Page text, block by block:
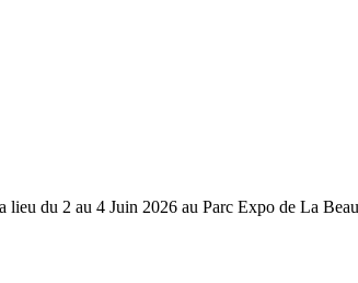
du 2 au 4 Juin 2026 au Parc Expo de La